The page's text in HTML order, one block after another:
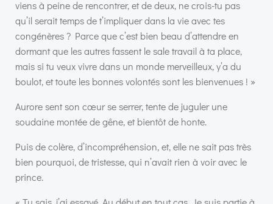
viens à peine de rencontrer, et de deux, ne crois-tu pas
qu’il serait temps de t’impliquer dans la vie avec tes
congénères ? Parce que c’est bien beau d’attendre en
dormant que les autres fassent le sale travail à ta place,
mais si tu veux vivre dans un monde merveilleux, y’a du
boulot, et toute les bonnes volontés sont les bienvenues ! »
Aurore sent son cœur se serrer, tente de juguler une
soudaine montée de gêne, et bientôt de honte.
Puis de colère, d’incompréhension, et, elle ne sait pas très
bien pourquoi, de tristesse, qui n’avait rien à voir avec le
prince.